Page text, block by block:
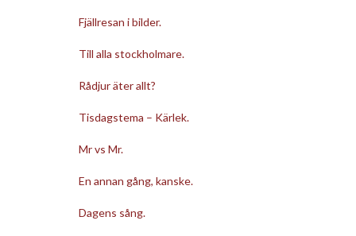
Fjällresan i bilder.
Till alla stockholmare.
Rådjur äter allt?
Tisdagstema – Kärlek.
Mr vs Mr.
En annan gång, kanske.
Dagens sång.